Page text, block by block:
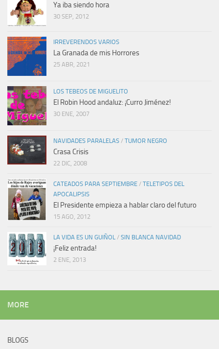
Ya iba siendo hora
30 SEP, 2012
IRREVERENDOS VARIOS
La Granada de mis Horrores
25 ABR, 2021
LOS TEBEOS DE MIGUELITO
El Robin Hood andaluz: ¡Curro Jiménez!
30 ENE, 2007
NAVIDADES PARALELAS / TUMOR NEGRO
Crasa Crisis
22 DIC, 2008
CATEADOS PARA SEPTIEMBRE / TELETIPOS DEL
APOCALIPSIS
El Presidente empieza a hablar claro del futuro
15 AGO, 2012
LA VIDA ES UN GUIÑOL / SIN BLANCA NAVIDAD
¡Feliz entrada!
2 ENE, 2013
MORE
BLOGS